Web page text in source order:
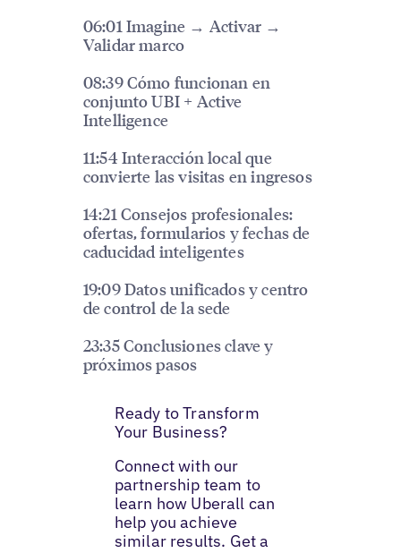
06:01 Imagine → Activar →
Validar marco
08:39 Cómo funcionan en
conjunto UBI + Active
Intelligence
11:54 Interacción local que
convierte las visitas en ingresos
14:21 Consejos profesionales:
ofertas, formularios y fechas de
caducidad inteligentes
19:09 Datos unificados y centro
de control de la sede
23:35 Conclusiones clave y
próximos pasos
Ready to Transform
Your Business?
Connect with our
partnership team to
learn how Uberall can
help you achieve
similar results. Get a